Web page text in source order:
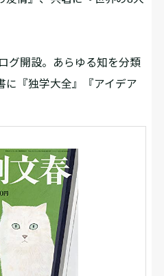
グ開設。あらゆる知を分類
に『独学大全』『アイデア